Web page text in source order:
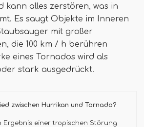
kann alles zerstören, was in
Es saugt Objekte im Inneren
mit großer
die 100 km / h berühren
eines Tornados wird als
stark ausgedrückt.
zwischen Hurrikan und Tornado?
Ergebnis einer tropischen Störung